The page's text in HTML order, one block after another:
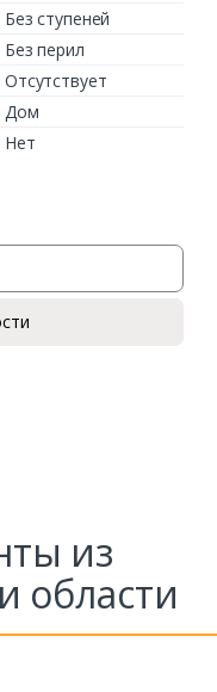
Без ступеней
Без перил
Отсутствует
Дом
Нет
из
области